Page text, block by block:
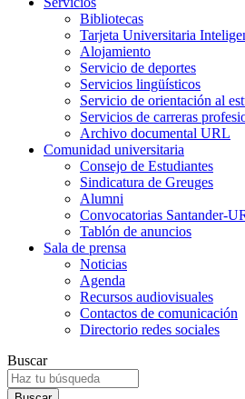
Bibliotecas
Tarjeta Universitaria
Alojamiento
Servicio de deportes
Servicios lingüísticos
Servicio de orientación al
Servicios de carreras
Archivo documental URL
Comunidad universitaria
Consejo de Estudiantes
Sindicatura de Greuges
Alumni
Convocatorias Santander-
Tablón de anuncios
Sala de prensa
Noticias
Agenda
Recursos audiovisuales
Contactos de comunicación
Directorio redes sociales
Buscar